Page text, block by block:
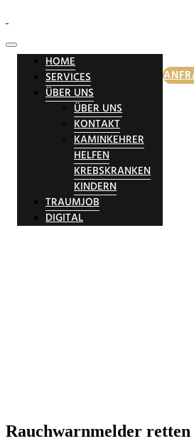
HOME
SERVICES
ÜBER UNS
ÜBER UNS
KONTAKT
KAMINKEHRER
HELFEN
KREBSKRANKEN
KINDERN
TRAUMJOB
DIGITAL
Rauchwarnmelder retten